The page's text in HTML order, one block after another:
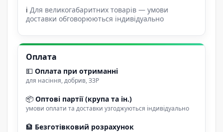
ℹ Для великогабаритних товарів — умови
доставки обговорюються індивідуально
Оплата
💵 Оплата при отриманні
для насіння, добрив, ЗЗР
📦 Оптові партії (крупа та ін.)
умови оплати та доставки узгоджуються індивідуально
🏦 Безготівковий розрахунок